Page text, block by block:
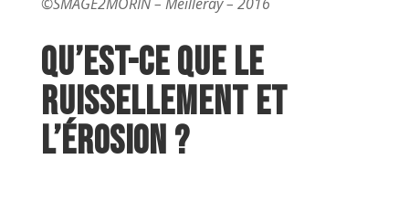
Qu’est-ce que le
ruissellement et
l’érosion ?